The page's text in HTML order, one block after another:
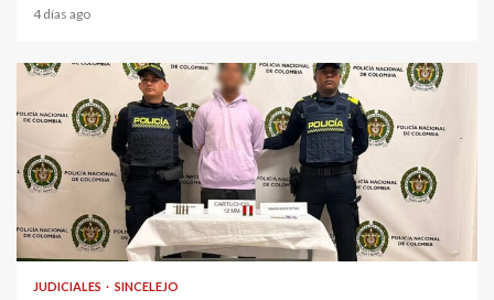
4 días ago
1 min read
JUDICIALES SINCELEJO